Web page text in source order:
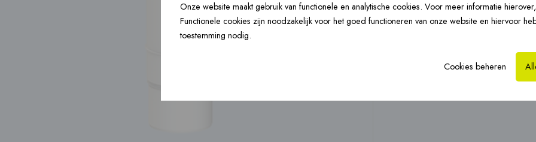
CLV-renovatie › Vloerverwarming ›
Stel uw vraag
Op zoek naar brochures,
Naar
Onze website maakt gebruik van functionele en analytische cookies. Voor meer informatie
Functionele cookies zijn noodzakelijk voor het goed functioneren van onze website en hiervoor
toestemming nodig.
Cookies beheren